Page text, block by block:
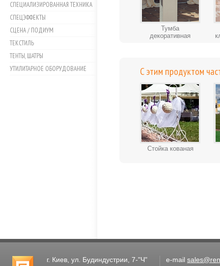
СПЕЦИАЛИЗИРОВАННАЯ ТЕХНИКА
СПЕЦЭФФЕКТЫ
СЦЕНА / ПОДИУМ
ТЕКСТИЛЬ
ТЕНТЫ, ШАТРЫ
УТИЛИТАРНОЕ ОБОРУДОВАНИЕ
Тумба
декоративная
С этим продуктом
Стойка кованая
г. Киев, ул. Будиндустрии, 7-"Ч" e-mail